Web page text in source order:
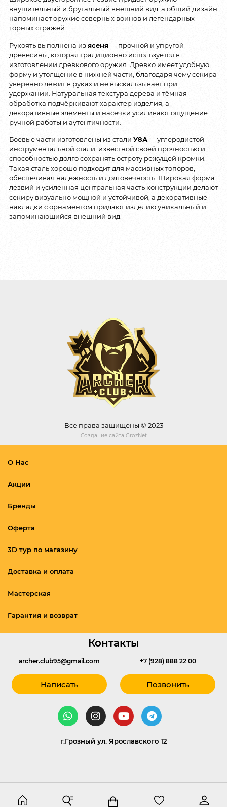
внушительный и брутальный внешний вид, а общий дизайн
напоминает оружие северных воинов и легендарных
горных стражей.
Рукоять выполнена из ясеня— прочной и упругой
древесины, которая традиционно используется в
изготовлении древкового оружия. Древко имеет удобную
форму и утолщение в нижней части, благодаря чему секира
уверенно лежит в руках и не выскальзывает при
удержании. Натуральная текстура дерева и тёмная
обработка подчёркивают характер изделия, а
декоративные элементы и насечки усиливают ощущение
ручной работы и аутентичности.
Боевые части изготовлены из стали У8А— углеродистой
инструментальной стали, известной своей прочностью и
способностью долго сохранять остроту режущей кромки.
Такая сталь хорошо подходит для массивных топоров,
обеспечивая надёжность и долговечность. Широкая форма
лезвий и усиленная центральная часть конструкции делают
секиру визуально мощной и устойчивой, а декоративные
накладки с орнаментом придают изделию уникальный и
запоминающийся внешний вид.
Все права защищены © 2023
Создание сайта GrozNet
О Нас
Акции
Бренды
Оферта
3D тур по магазину
Доставка и оплата
Мастерская
Гарантия и возврат
Контакты
archer.club95@gmail.com
Написать
+7 (928) 888 22 00
Позвонить
г.Грозный ул. Ярославского 12